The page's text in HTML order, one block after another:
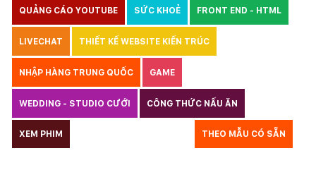
QUẢNG CÁO YOUTUBE SỨC KHOẺ FRONT END - HTML
LIVECHAT THIẾT KẾ WEBSITE KIẾN TRÚC
NHẬP HÀNG TRUNG QUỐC GAME
WEDDING - STUDIO CƯỚI CÔNG THỨC NẤU ĂN
XEM PHIM THEO MẪU CÓ SẴN